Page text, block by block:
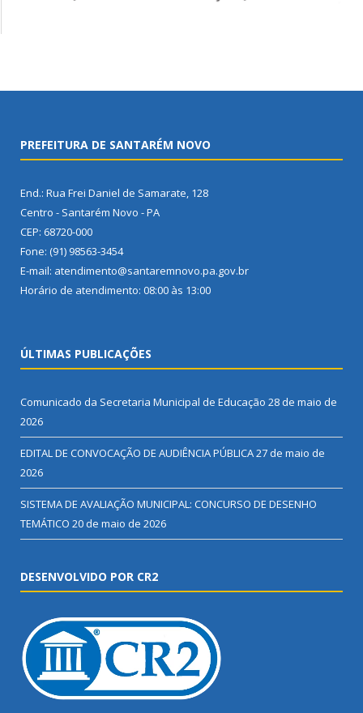
PREFEITURA DE SANTARÉM NOVO
End.: Rua Frei Daniel de Samarate, 128
Centro - Santarém Novo - PA
CEP: 68720-000
Fone: (91) 98563-3454
E-mail: atendimento@santaremnovo.pa.gov.br
Horário de atendimento: 08:00 às 13:00
ÚLTIMAS PUBLICAÇÕES
Comunicado da Secretaria Municipal de Educação 28 de maio de
2026
EDITAL DE CONVOCAÇÃO DE AUDIÊNCIA PÚBLICA27 de maio de
2026
SISTEMA DE AVALIAÇÃO MUNICIPAL: CONCURSO DE DESENHO
TEMÁTICO 20 de maio de 2026
DESENVOLVIDO POR CR2